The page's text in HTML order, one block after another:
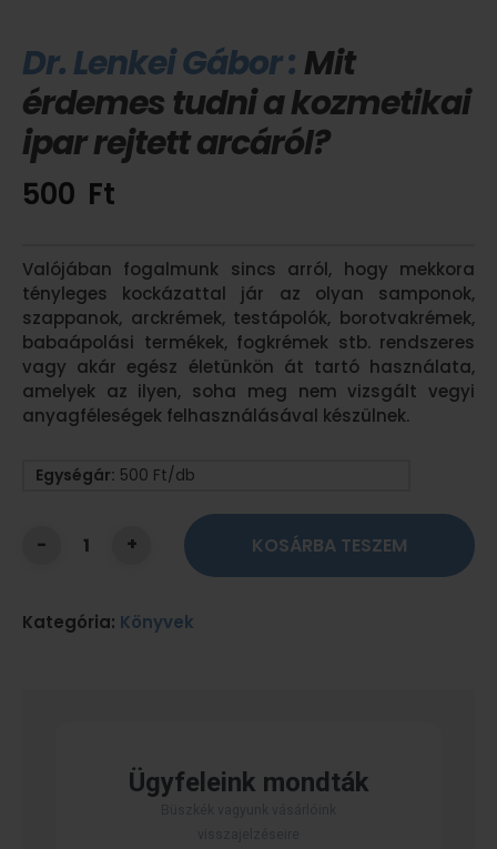
Dr. Lenkei Gábor :Mit
érdemes tudni a kozmetikai
ipar rejtett arcáról?
500 Ft
Valójában fogalmunk sincs arról, hogy mekkora
tényleges kockázattal jár az olyan samponok,
szappanok, arckrémek, testápolók, borotvakrémek,
babaápolási termékek, fogkrémek stb. rendszeres
vagy akár egész életünkön át tartó használata,
amelyek az ilyen, soha meg nem vizsgált vegyi
anyagféleségek felhasználásával készülnek.
Egységár: 500 Ft/db
KOSÁRBA TESZEM
Kategória: Könyvek